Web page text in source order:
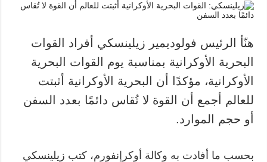
هنّأ الرئيس فولوديمير زيلينسكي أفراد القوات
البحرية الأوكرانية بمناسبة يوم القوات البحرية
الأوكرانية، مؤكدًا أن البحرية الأوكرانية أثبتت
للعالم أجمع أن القوة لا تُقاس دائمًا بعدد السفن
أو حجم الموارد.
بحسب ما أفادت به وكالة أوكرإنفورم، كتب زيلينسكي